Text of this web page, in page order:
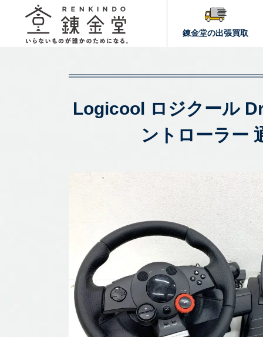
錬金堂の出張買取
Logicool ロジクール
ントローラー